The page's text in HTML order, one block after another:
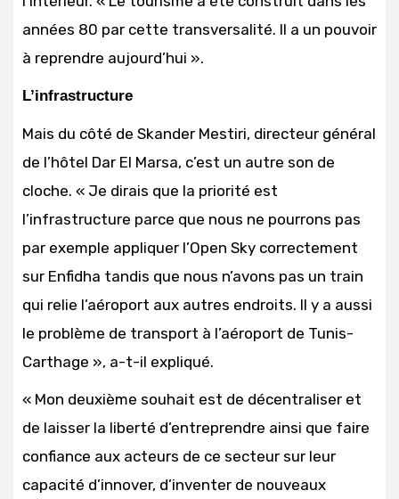
années 80 par cette transversalité. Il a un pouvoir
à reprendre aujourd’hui ».
L’infrastructure
Mais du côté de Skander Mestiri, directeur général
de l’hôtel Dar El Marsa, c’est un autre son de
cloche. « Je dirais que la priorité est
l’infrastructure parce que nous ne pourrons pas
par exemple appliquer l’Open Sky correctement
sur Enfidha tandis que nous n’avons pas un train
qui relie l’aéroport aux autres endroits. Il y a aussi
le problème de transport à l’aéroport de Tunis-
Carthage », a-t-il expliqué.
« Mon deuxième souhait est de décentraliser et
de laisser la liberté d’entreprendre ainsi que faire
confiance aux acteurs de ce secteur sur leur
capacité d’innover, d’inventer de nouveaux